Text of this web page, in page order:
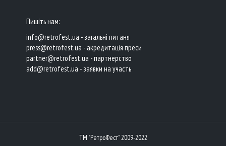
Пишіть нам:
info@retrofest.ua - загальні питаня
press@retrofest.ua - акредитація преси
partner@retrofest.ua - партнерство
add@retrofest.ua - заявки на участь
ТМ "РетроФест" 2009-2022